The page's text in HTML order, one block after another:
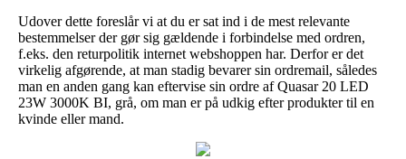
Udover dette foreslår vi at du er sat ind i de mest relevante
bestemmelser der gør sig gældende i forbindelse med ordren,
f.eks. den returpolitik internet webshoppen har. Derfor er det
virkelig afgørende, at man stadig bevarer sin ordremail, således
man en anden gang kan eftervise sin ordre af Quasar 20 LED
23W 3000K BI, grå, om man er på udkig efter produkter til en
kvinde eller mand.